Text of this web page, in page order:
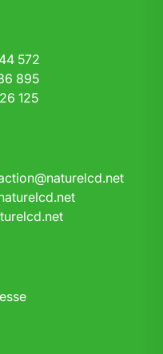
572
895
125